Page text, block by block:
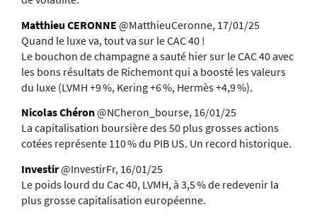
Matthieu CERONNE @MatthieuCeronne, 17/01/25
Quand le luxe va, tout va sur le CAC 40 !
Le bouchon de champagne a sauté hier sur le CAC 40 avec
les bons résultats de Richemont qui a boosté les valeurs
du luxe (LVMH +9 %, Kering +6 %, Hermès +4,9 %).
Nicolas Chéron@NCheron_bourse, 16/01/25
La capitalisation boursière des 50 plus grosses actions
cotées représente 110 % du PIB US. Un record historique.
Investir@InvestirFr, 16/01/25
Le poids lourd du Cac 40, LVMH, à 3,5 % de redevenir la
plus grosse capitalisation européenne.